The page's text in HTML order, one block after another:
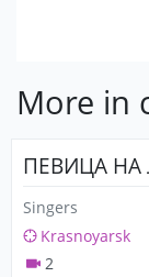
More in
ПЕВИЦА
Singers
Krasnoyarsk
2